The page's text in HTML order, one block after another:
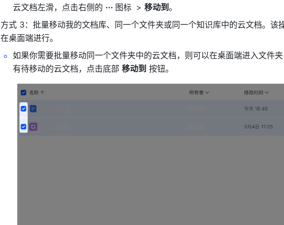
云文档左滑，点击右侧的 ··· 图标 > 移动到。
方式 3：批量移动我的文档库、同一个文件夹或同一个知识库中的云文档。该
在桌面端进行。
如果你需要批量移动同一个文件夹中的云文档，则可以在桌面端进入文件
有待移动的云文档，点击底部 移动到 按钮。